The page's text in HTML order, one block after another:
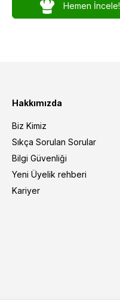
Hemen İncele!
Hakkımızda
Biz Kimiz
Sıkça Sorulan Sorular
Bilgi Güvenliği
Yeni Üyelik rehberi
Kariyer